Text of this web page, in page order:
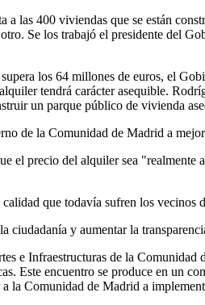
a las 400 viviendas que se están
Se los trabajó el presidente del
los 64 millones de euros, el
tendrá carácter asequible.
un parque público de vivienda
de la Comunidad de Madrid a
el precio del alquiler sea "realmente
que todavía sufren los vecinos
ciudadanía y aumentar la
e Infraestructuras de la
Este encuentro se produce en un
la Comunidad de Madrid a